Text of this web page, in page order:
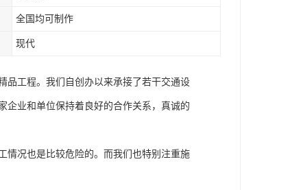
全国均可制作
现代
品工程。我们自创办以来承接了若干交通设
企业和单位保持着良好的合作关系，真诚的
情况也是比较危险的。而我们也特别注重施